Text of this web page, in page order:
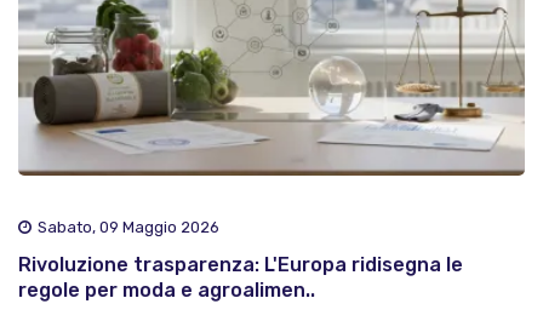
Sabato, 09 Maggio 2026
Rivoluzione trasparenza: L'Europa ridisegna le
regole per moda e agroalimen..